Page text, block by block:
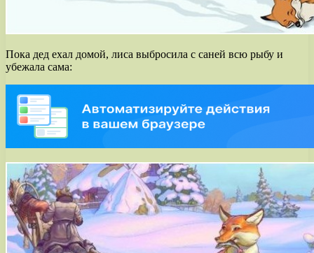
Пока дед ехал домой, лиса выбросила с саней всю рыбу и
убежала сама: